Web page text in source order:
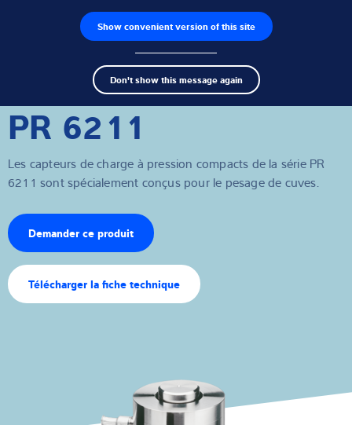
Show convenient version of this site
Don't show this message again
Recherche de produits Emplois
Search
term
Capteurs de pesage
Électroniques de pesage
Solutions d'inspection
Pont-bascule
Logiciels
Solutions individuelles
Expertise et connaissances
PR 6211
Les capteurs de charge à pression compacts de la série PR
6211 sont spécialement conçus pour le pesage de cuves.
Demander ce produit
Télécharger la fiche technique